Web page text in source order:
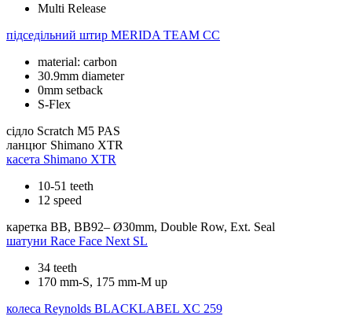
Multi Release
підседільний штир MERIDA TEAM CC
material: carbon
30.9mm diameter
0mm setback
S-Flex
сідло Scratch M5 PAS
ланцюг Shimano XTR
касета Shimano XTR
10-51 teeth
12 speed
каретка BB, BB92– Ø30mm, Double Row, Ext. Seal
шатуни Race Face Next SL
34 teeth
170 mm-S, 175 mm-M up
колеса Reynolds BLACKLABEL XC 259